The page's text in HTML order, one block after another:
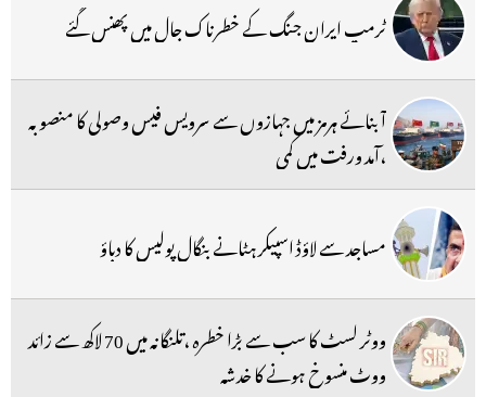
ٹرمپ ایران جنگ کے خطرناک جال میں پھنس گئے
آبنائے ہرمز میں جہازوں سے سرویس فیس وصولی کا منصوبہ
،آمد ورفت میں کمی
مساجد سے لاؤڈ اسپیکر ہٹانے بنگال پولیس کا دباؤ
ووٹر لسٹ کا سب سے بڑا خطرہ ،تلنگانہ میں 70 لاکھ سے زائد
ووٹ منسوخ ہونے کا خدشہ